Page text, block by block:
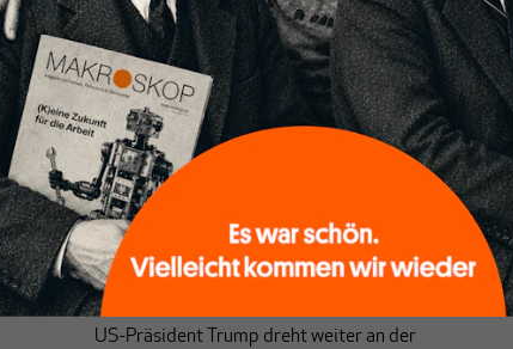
BRIEF AUS BRÜSSEL
Die EU ist erpressbar geworden
Von
US-Präsident Trump dreht weiter an der